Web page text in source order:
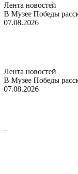
Лента новостей
В Музее Победы
07.08.2026
Лента новостей
В Музее Победы
07.08.2026